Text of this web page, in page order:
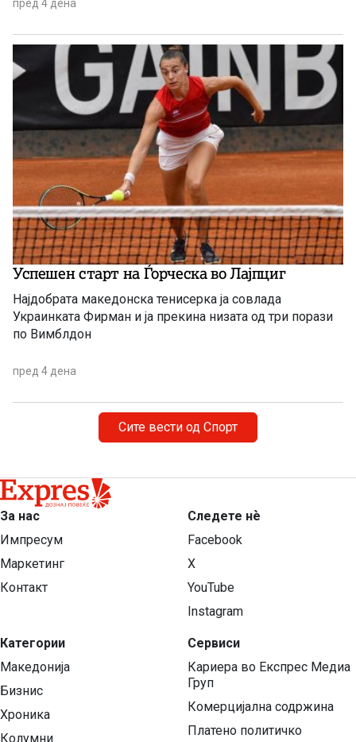
пред 4 дена
Успешен старт на Ѓорческа во Лајпциг
Најдобрата македонска тенисерка ја совлада
Украинката Фирман и ја прекина низата од три порази
по Вимблдон
пред 4 дена
Сите вести од Спорт
За нас
Импресум
Маркетинг
Контакт
Категории
Македонија
Бизнис
Хроника
Колумни
Следете нѐ
Facebook
X
YouTube
Instagram
Сервиси
Кариера во Експрес Медиа
Груп
Комерцијална содржина
Платено политичко